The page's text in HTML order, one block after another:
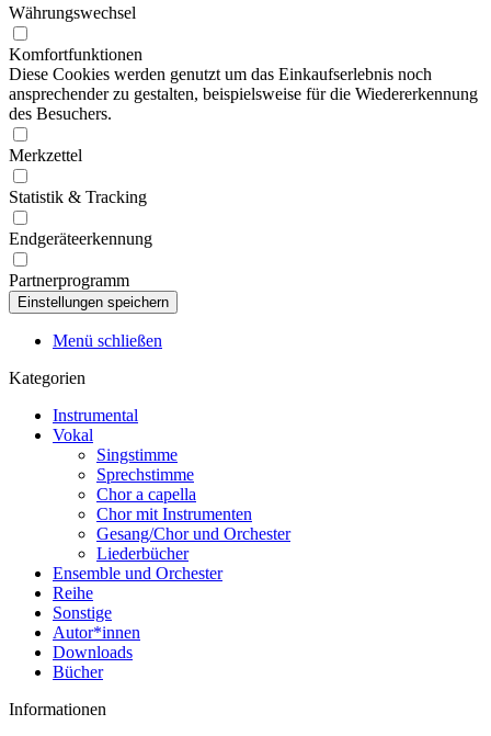
Währungswechsel
Komfortfunktionen
Diese Cookies werden genutzt um das Einkaufserlebnis noch
ansprechender zu gestalten, beispielsweise für die Wiedererkennung
des Besuchers.
Merkzettel
Statistik & Tracking
Endgeräteerkennung
Partnerprogramm
Menü schließen
Kategorien
Instrumental
Vokal
Singstimme
Sprechstimme
Chor a capella
Chor mit Instrumenten
Gesang/Chor und Orchester
Liederbücher
Ensemble und Orchester
Reihe
Sonstige
Autor*innen
Downloads
Bücher
Informationen